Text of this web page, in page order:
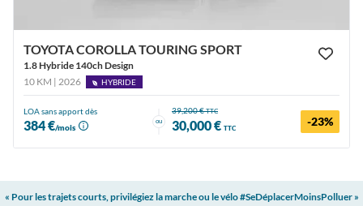
TOYOTA COROLLA TOURING SPORT
1.8 Hybride 140ch Design
10 KM | 2026
HYBRIDE
LOA sans apport dès
384 €/mois
ou
39,200 €TTC
30,000 € TTC -23%
« Pour les trajets courts, privilégiez la marche ou le vélo #SeDéplacerMoinsPolluer »